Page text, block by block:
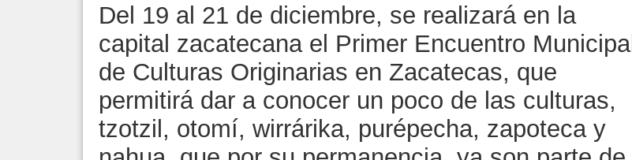
Del 19 al 21 de diciembre, se realizará en la
capital zacatecana el Primer Encuentro Municipal
de Culturas Originarias en Zacatecas, que
permitirá dar a conocer un poco de las culturas,
tzotzil, otomí, wirrárika, purépecha, zapoteca y